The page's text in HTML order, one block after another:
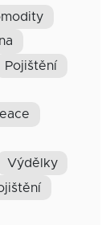
pojištění
výdělky